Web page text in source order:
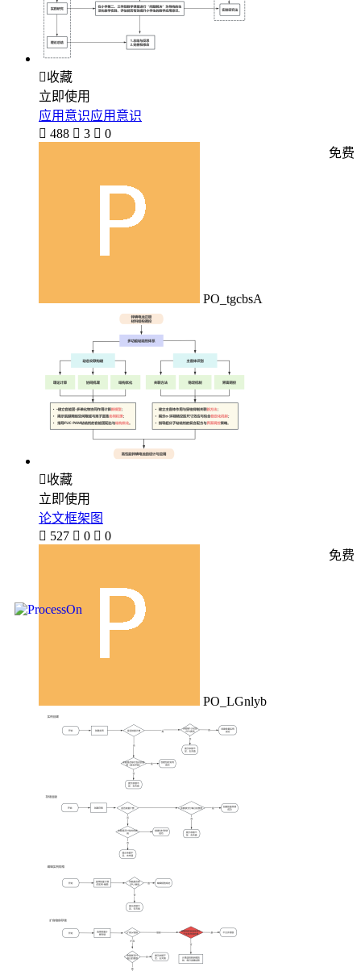
收藏
立即使用
应用意识应用意识
 488  3  0
PO_tgcbsA
免费
收藏
立即使用
论文框架图
 527  0  0
PO_LGnlyb
免费